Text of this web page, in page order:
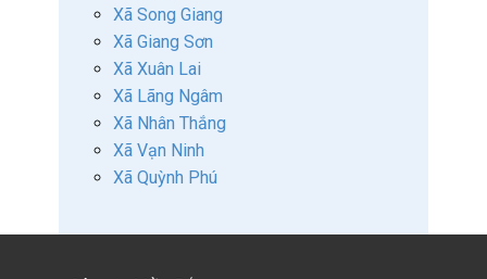
Xã Song Giang
Xã Giang Sơn
Xã Xuân Lai
Xã Lãng Ngâm
Xã Nhân Thắng
Xã Vạn Ninh
Xã Quỳnh Phú